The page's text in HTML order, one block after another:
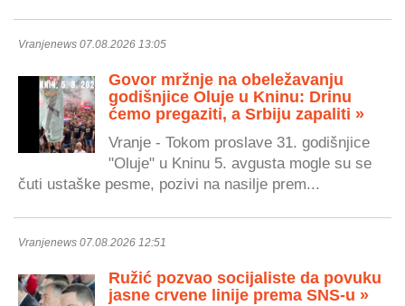
Vranjenews 07.08.2026 13:05
Govor mržnje na obeležavanju
godišnjice Oluje u Kninu: Drinu
ćemo pregaziti, a Srbiju zapaliti »
Vranje - Tokom proslave 31. godišnjice
"Oluje" u Kninu 5. avgusta mogle su se
čuti ustaške pesme, pozivi na nasilje prem...
Vranjenews 07.08.2026 12:51
Ružić pozvao socijaliste da povuku
jasne crvene linije prema SNS-u »